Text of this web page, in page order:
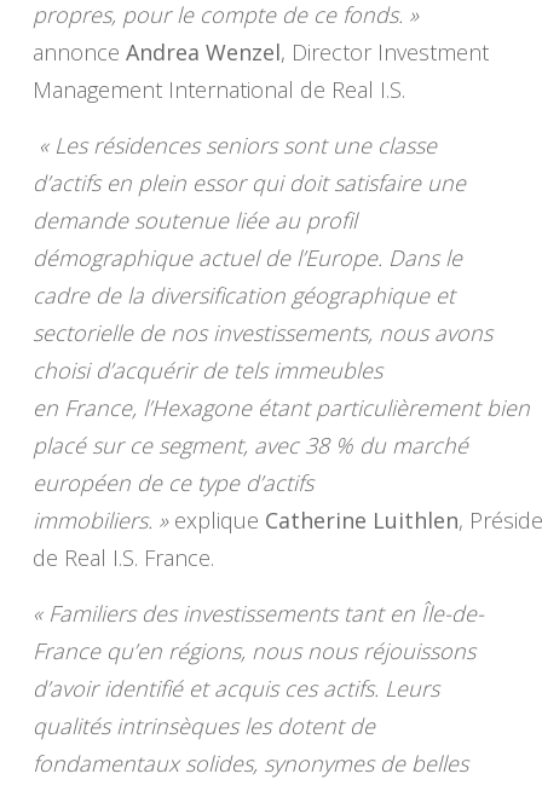
propres, pour le compte de ce fonds. »
annonce Andrea Wenzel, Director Investment
Management International de Real I.S.
« Les résidences seniors sont une classe
d’actifs en plein essor qui doit satisfaire une
demande soutenue liée au profil
démographique actuel de l’Europe. Dans le
cadre de la diversification géographique et
sectorielle de nos investissements, nous avons
choisi d’acquérir de tels immeubles
en France, l’Hexagone étant particulièrement bien
placé sur ce segment, avec 38 % du marché
européen de ce type d’actifs
immobiliers. »explique Catherine Luithlen,
de Real I.S. France.
« Familiers des investissements tant en Île-de-
France qu’en régions, nous nous réjouissons
d’avoir identifié et acquis ces actifs. Leurs
qualités intrinsèques les dotent de
fondamentaux solides, synonymes de belles